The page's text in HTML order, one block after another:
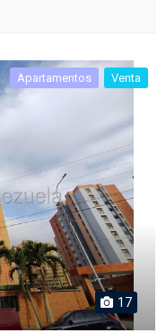
Apartamentos Venta
17